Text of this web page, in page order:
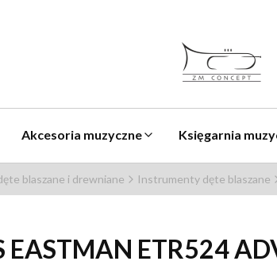
Akcesoria muzyczne Księgarnia
blaszane i drewniane Instrumenty dęte blaszane
EASTMAN ETR524